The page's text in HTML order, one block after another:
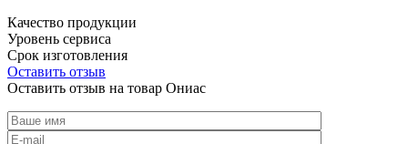
Качество продукции
Уровень сервиса
Срок изготовления
Оставить отзыв
Оставить отзыв на товар Ониас